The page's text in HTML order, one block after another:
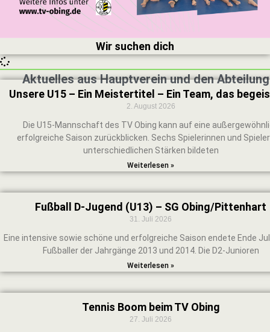
Wir suchen dich
Aktuelles aus Hauptverein und den
Unsere U15 – Ein Meistertitel – Ein Team, das
2. August 2026
Die U15-Mannschaft des TV Obing kann auf eine
erfolgreiche Saison zurückblicken. Sechs Spielerinnen und
unterschiedlichen Stärken bildeten
Weiterlesen »
Fußball D-Jugend (U13) – SG Obing/Pittenhart
31. Juli 2026
Eine intensive sowie schöne und erfolgreiche Saison endete Ende
Fußballer der Jahrgänge 2013 und 2014. Die D2-Junioren
Weiterlesen »
Tennis Boom beim TV Obing
27. Juli 2026